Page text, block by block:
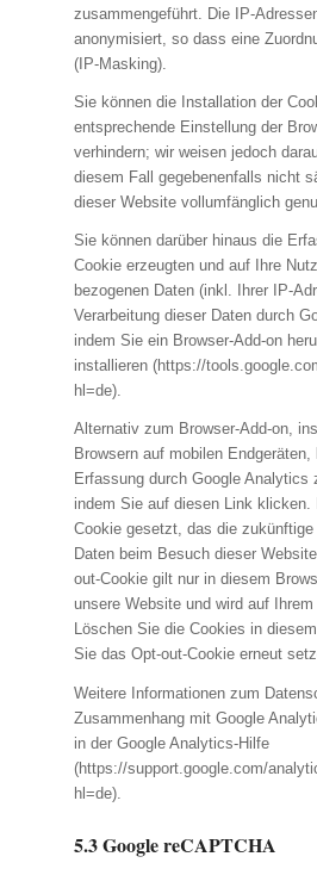
zusammengeführt. Die IP-
anonymisiert, so dass eine
(IP-Masking).
Sie können die Installation der
entsprechende Einstellung der
verhindern; wir weisen jedoch
diesem Fall gegebenenfalls nicht
dieser Website vollumfänglich
Sie können darüber hinaus die
Cookie erzeugten und auf Ihre
bezogenen Daten (inkl. Ihrer IP-
Verarbeitung dieser Daten durch
indem Sie ein Browser-Add-on
installieren (https://
hl=de).
Alternativ zum Browser-Add-on,
Browsern auf mobilen
Erfassung durch Google Analytics
indem Sie auf diesen Link klicken.
Cookie gesetzt, das die
Daten beim Besuch dieser
out-Cookie gilt nur in diesem
unsere Website und wird auf
Löschen Sie die Cookies in
Sie das Opt-out-Cookie erneut
Weitere Informationen zum
Zusammenhang mit Google
in der Google Analytics-Hilfe
(https://support.google.com/
hl=de).
5.3 Google reCAPTCHA